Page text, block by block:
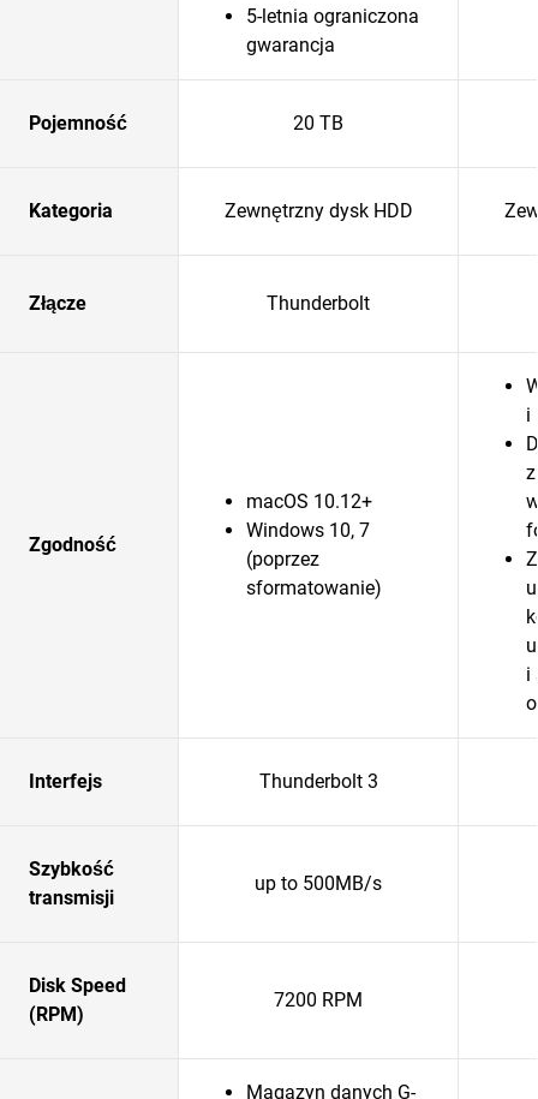
5-letnia ograniczona
gwarancja
Pojemność 20 TB
Kategoria Zewnętrzny dysk HDD
Złącze Thunderbolt
Zgodność
macOS 10.12+
Windows 10, 7
(poprzez
sformatowanie)
i
i
Interfejs Thunderbolt 3
Szybkość
transmisji
up to 500MB/s
Disk Speed
(RPM)
7200 RPM
Magazyn danych G-